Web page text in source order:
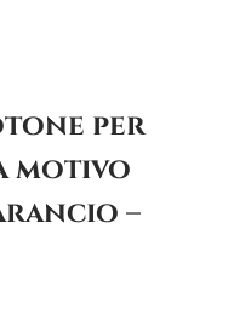
per
motivo
–